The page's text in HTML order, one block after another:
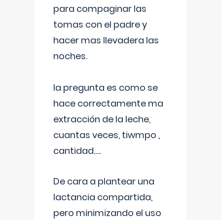
para compaginar las
tomas con el padre y
hacer mas llevadera las
noches.
la pregunta es como se
hace correctamente ma
extracción de la leche,
cuantas veces, tiwmpo ,
cantidad.....
De cara a plantear una
lactancia compartida,
pero minimizando el uso